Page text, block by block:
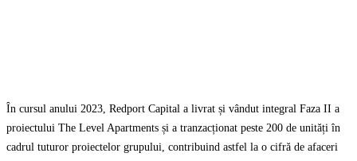
În cursul anului 2023, Redport Capital a livrat și vândut integral Faza II a
proiectului The Level Apartments și a tranzacționat peste 200 de unități în
cadrul tuturor proiectelor grupului, contribuind astfel la o cifră de afaceri